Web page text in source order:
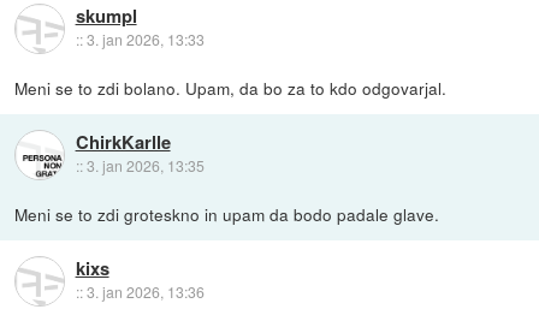
skumpl
::3. jan 2026, 13:33
Meni se to zdi bolano. Upam, da bo za to kdo odgovarjal.
ChirkKarlle
::3. jan 2026, 13:35
Meni se to zdi groteskno in upam da bodo padale glave.
kixs
::3. jan 2026, 13:36